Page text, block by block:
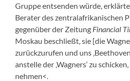
Gruppe entsenden würde,
Berater des zentralafrikanischen
gegenüber der Zeitung Financial
Moskau beschließt, sie [die
zurückzurufen und uns
anstelle der ‚Wagners‘ zu
nehmen<.